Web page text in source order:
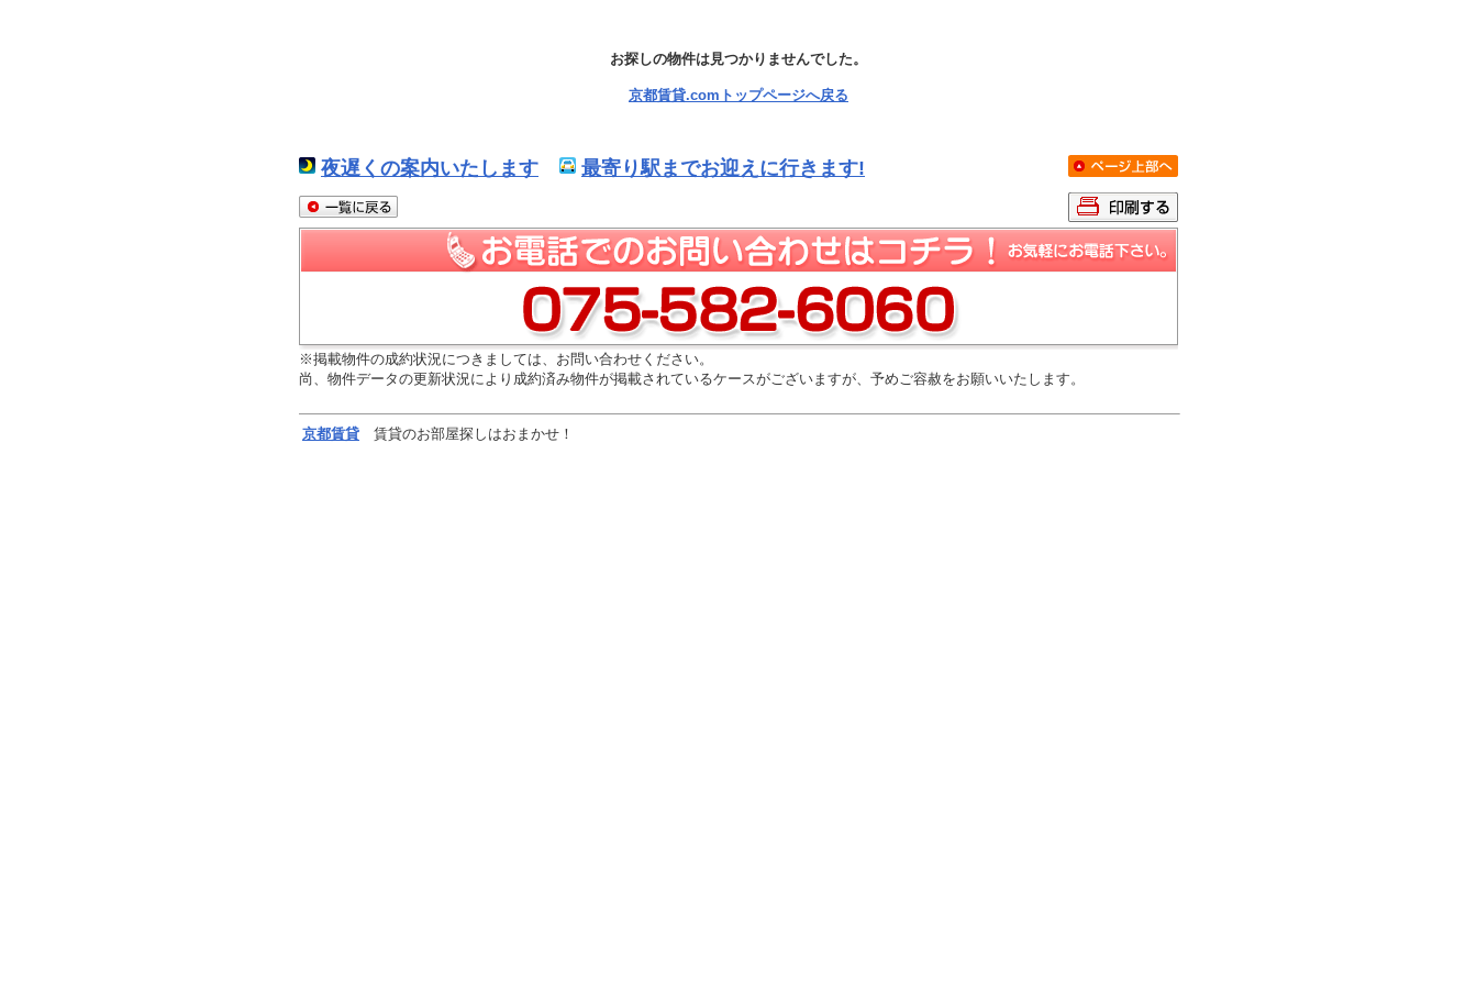
お探しの物件は見つかりませんでした。
京都賃貸.comトップページへ戻る
夜遅くの案内いたします 最寄り駅までお迎えに行きます!
※掲載物件の成約状況につきましては、お問い合わせください。
尚、物件データの更新状況により成約済み物件が掲載されているケースがございますが、予めご容赦をお願いいたします。
京都賃貸 賃貸のお部屋探しはおまかせ！